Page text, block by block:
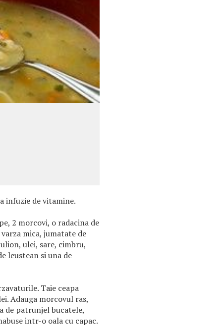
infuzie de vitamine.
2 morcovi, o radacina de
mica, jumatate de
ulei, sare, cimbru,
leustean si una de
Taie ceapa
Adauga morcovul ras,
de patrunjel bucatele,
intr-o oala cu capac.